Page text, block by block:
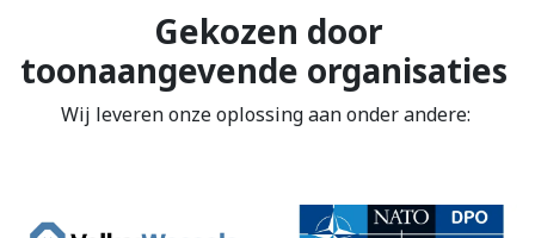
Gekozen door
toonaangevende organisaties
Wij leveren onze oplossing aan onder andere: